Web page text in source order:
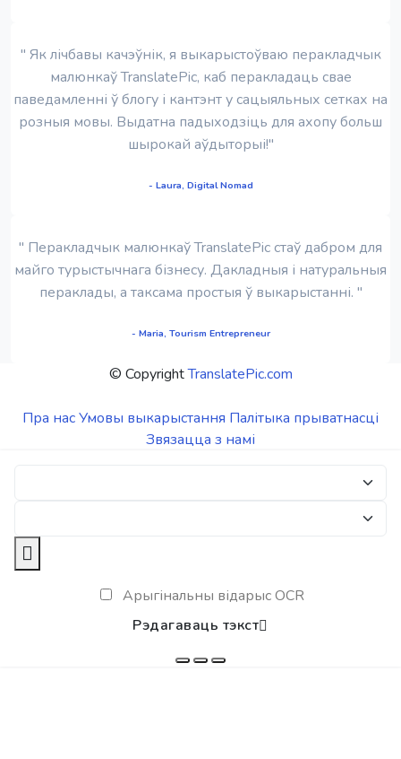
" Як лічбавы качэўнік, я выкарыстоўваю перакладчык
малюнкаў TranslatePic, каб перакладаць свае
паведамленні ў блогу і кантэнт у сацыяльных сетках на
розныя мовы. Выдатна падыходзіць для ахопу больш
шырокай аўдыторыі!"
- Laura, Digital Nomad
" Перакладчык малюнкаў TranslatePic стаў дабром для
майго турыстычнага бізнесу. Дакладныя і натуральныя
пераклады, а таксама простыя ў выкарыстанні. "
- Maria, Tourism Entrepreneur
© CopyrightTranslatePic.com
Пра насУмовы выкарыстання Палітыка прыватнасці
Звязацца з намі
Арыгінальны відарыс OCR
Рэдагаваць тэкст